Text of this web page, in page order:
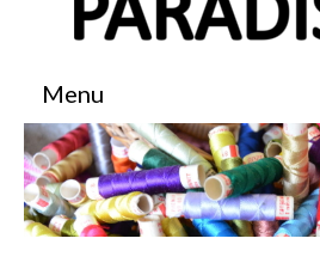
Menu
Accueil
Boutique